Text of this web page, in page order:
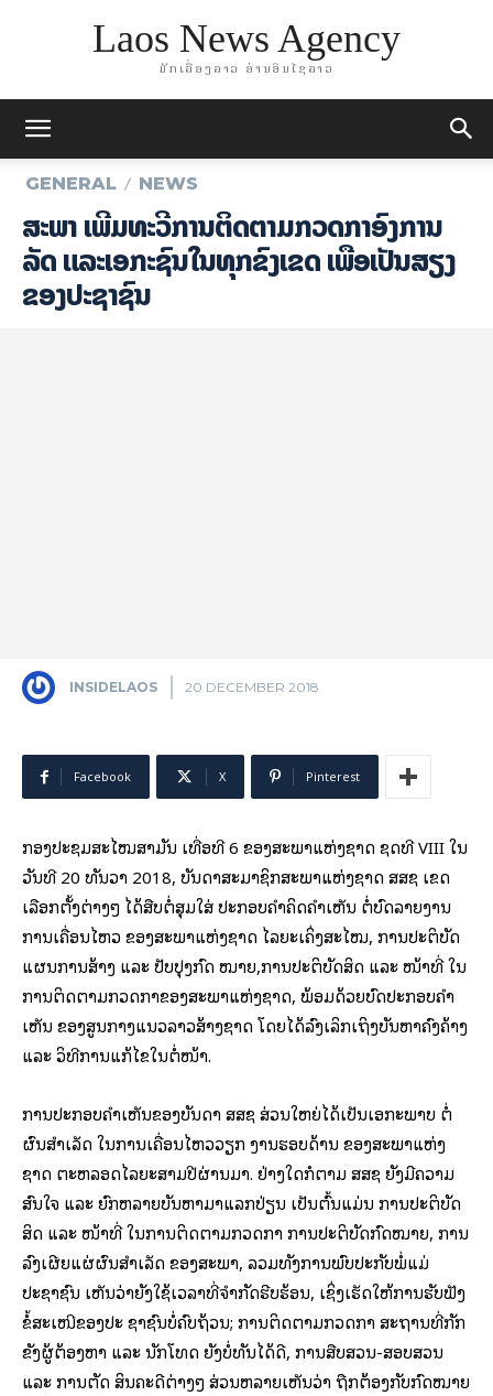
Laos News Agency
ມັກເລື່ອງລາວ ອ່ານອິນໄຊລາວ
GENERAL NEWS
ສະພາ ເພີ່ມທະວີການຕິດຕາມກວດກາອົງ​ການ​
ລັດ ແລະ​ເອ​ກະ​ຊົນໃນທຸກຂົງເຂດ ເພື່ອ​ເປັນ​ສຽງ​
ຂອງ​ປະ​ຊາ​ຊົນ
INSIDELAOS 20 DECEMBER 2018
Facebook X Pinterest
​ກອງ​ປະຊຸມ​ສະ​ໄໝສາມັນ​ ເທື່ອ​ທີ 6 ຂອງ​ສະພາ​ແຫ່ງ​ຊາດ​ ຊຸດ​ທີ VIII ໃນ​
ວັນ​ທີ 20 ທັນວາ 2018, ບັນດາສະມາຊິກ​ສະພາ​ແຫ່ງ​ຊາດ ສສຊ ​​ເຂດ​
ເລືອກ​ຕັ້ງ​ຕ່າງໆ ໄດ້​ສືບຕໍ່ສຸມ​ໃສ່​ ປະກອບ​ຄຳ​ຄິດ​ຄຳ​ເຫັນ ຕໍ່ບົດ​ລາຍ​ງານ​
ການ​ເຄື່ອນ​ໄຫວ ຂອງ​ສະພາ​ແຫ່ງ​ຊາດ ​ໄລຍະ​ເຄິ່ງສະ​ໄໝ, ການ​ປະຕິບັດ​
ແຜນການ​ສ້າງ ​ແລະ ປັບປຸງກົດ ໝາຍ,ການ​ປະຕິບັດ​ສິດ ​ແລະ ໜ້າທີ່ ​ໃນ​
ການ​ຕິດຕາມ​ກວດກາຂອງ​ສະພາ​ແຫ່ງ​ຊາດ, ພ້ອມ​ດ້ວຍ​ບົດ​ປະກອບ​ຄຳ​
ເຫັນ ຂອງ​ສູນ​ກາງ​ແນວ​ລາວ​ສ້າງ​ຊາດ ​ໂດຍ​ໄດ້​ລົງ​ເລິກ​​ເຖິງ​ບັນຫາ​ຄົງ​ຄ້າງ
​ແລະ ວິທີ​ການ​ແກ້​ໄຂ​ໃນຕໍ່ໜ້າ.
ການ​ປະກອບ​ຄຳ​ເຫັນຂອງບັນດາ ສສຊ ສ່ວນ​ໃຫຍ່​ໄດ້​ເປັນ​ເອກະ​ພາບ ຕໍ່
ຜົນສຳ​ເລັດ​​ ໃນ​ການ​ເຄື່ອນ​ໄຫວ​ວຽກ ງານ​ຮອບດ້ານ ຂອງສະພາ​ແຫ່ງ​
ຊາດ ຕະຫລອດ​ໄລຍະສາມ​ປີຜ່ານມາ. ຢ່າງ​ໃດ​ກໍ​ຕາມ ສສຊ ​ຍັງ​ມີ​ຄວາມ​
ສົນ​ໃຈ ​ແລະ ຍົກ​ຫລາຍ​ບັນຫາ​ມາ​ແລກປ່ຽນ ​ເປັນ​ຕົ້ນ​ແມ່ນ​ ການ​ປະຕິບັດ​
ສິດ ​ແລະ ໜ້າທີ່ ​ໃນ​ການ​ຕິດຕາມ​ກວດກາ ​ການ​ປະຕິບັດ​ກົດໝາຍ, ການ​
ລົງ​ເຜີຍ​ແຜ່​ຜົນສຳ​ເລັດ ​ຂອງ​ສະພາ, ລວມທັງການພົບ​ປະ​ກັບ​ພໍ່​ແມ່​
ປະຊາຊົນ ​ເຫັນ​ວ່າ​ຍັງ​ໃຊ້​ເວລາ​ທີ່​ຈຳກັດຮີບ​ຮ້ອນ, ​ເຊິ່ງ​ເຮັດ​ໃຫ້ການ​ຮັບ​ຟັງ​
ຂໍ້​ສະ​ເໜີຂອງ​ປະ ຊາຊົນບໍ່ຄົບ​ຖ້ວນ; ການ​ຕິດຕາມ​ກວດກາ ສະຖານ​ທີ່​ກັກ​
ຂັງ​ຜູ້​ຕ້ອງ​ຫາ ​ແລະ ນັກ​ໂທດ ຍັງ​ບໍ່ທັນ​ໄດ້​ດີ, ການ​ສືບສວນ-ສອບ​ສວນ ​
ແລະ ການ​ຕັດ ສິນຄະດີ​ຕ່າງໆ ​ສ່ວນ​ຫລາຍເຫັນ​ວ່າ​ ຖືກຕ້ອງກັບ​ກົດໝາຍ